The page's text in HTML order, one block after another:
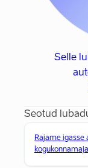
Selle
Seotud
Rajame igasse